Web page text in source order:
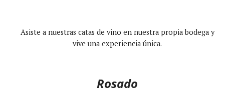
Asiste a nuestras catas de vino en nuestra propia bodega y
vive una experiencia única.
Rosado